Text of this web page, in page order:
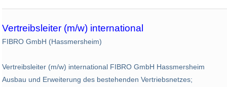
Vertreibsleiter (m/w) international
FIBRO GmbH (Hassmersheim)
Vertreibsleiter (m/w) international FIBRO GmbH Hassmersheim
Ausbau und Erweiterung des bestehenden Vertriebsnetzes;